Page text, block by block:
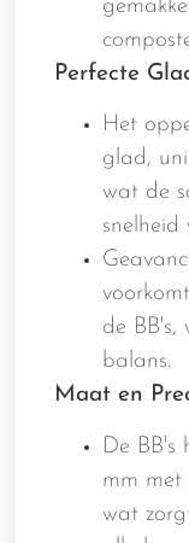
Perfecte
Het
glad,
wat de
snelheid
de BB's,
balans.
Maat en
De BB's
mm met
wat